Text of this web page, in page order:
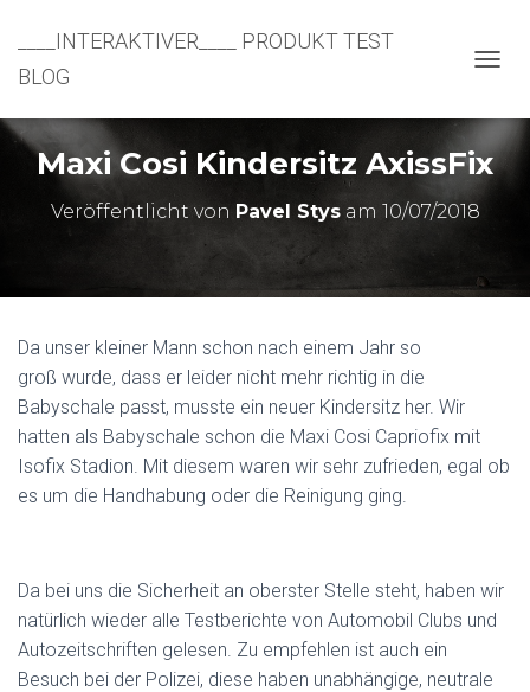
____INTERAKTIVER____ PRODUKT TEST
BLOG
V
G
U
T
Maxi Cosi Kindersitz AxissFix
Veröffentlicht von Pavel Stysam 10/07/2018
Da unser kleiner Mann schon nach einem Jahr so
groß wurde, dass er leider nicht mehr richtig in die
Babyschale passt, musste ein neuer Kindersitz her. Wir
hatten als Babyschale schon die Maxi Cosi Capriofix mit
Isofix Stadion. Mit diesem waren wir sehr zufrieden, egal ob
es um die Handhabung oder die Reinigung ging.
Da bei uns die Sicherheit an oberster Stelle steht, haben wir
natürlich wieder alle Testberichte von Automobil Clubs und
Autozeitschriften gelesen. Zu empfehlen ist auch ein
Besuch bei der Polizei, diese haben unabhängige, neutrale